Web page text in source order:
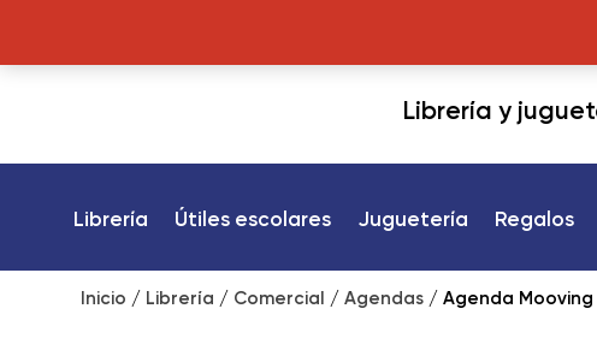
Librería y
Librería Útiles escolares Juguetería Regalos
Inicio / Librería / Comercial /Agendas / Agenda Mooving